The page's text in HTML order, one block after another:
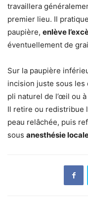
travaillera
premier lieu. Il
paupière, enlève
éventuellement de
Sur la paupière
incision juste sous les
pli naturel de l’œil ou
Il retire ou redistribue
peau relâchée, puis
sous anesthésie